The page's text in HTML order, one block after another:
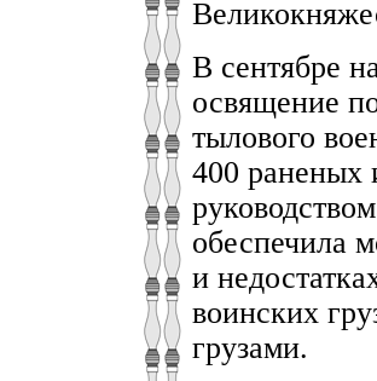
В сентябре
освящение
тылового
400 раненых
обеспечила
и
воинских
грузами.